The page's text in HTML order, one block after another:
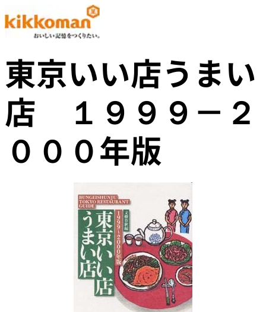
東京いい店うまい
店 １９９９－２
０００年版